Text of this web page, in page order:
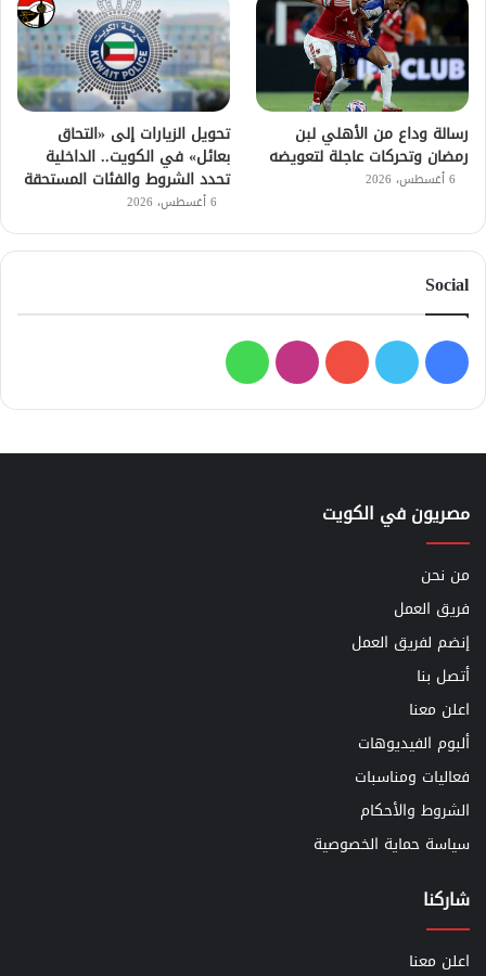
رسالة وداع من الأهلي لبن
رمضان وتحركات عاجلة لتعويضه
6 أغسطس، 2026
تحويل الزيارات إلى «التحاق
بعائل» في الكويت.. الداخلية
تحدد الشروط والفئات المستحقة
6 أغسطس، 2026
Social
فيسبوك
تويتر يوتيوبانستقرامواتساب
مصريون في الكويت
من نحن
فريق العمل
إنضم لفريق العمل
أتصل بنا
اعلن معنا
ألبوم الفيديوهات
فعاليات ومناسبات
الشروط والأحكام
سياسة حماية الخصوصية
شاركنا
اعلن معنا